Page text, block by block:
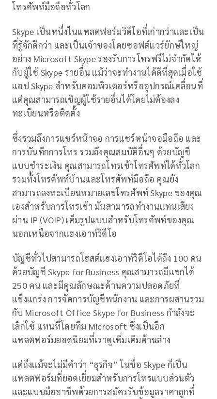
โทรศัพท์มือถือทั่วโลก
Skype เป็นหนึ่งในแพลตฟอร์มวิดีโอที่เก่ากว่าและเป็น
ที่รู้จักดีกว่า และเป็นเจ้าของโดยซอฟต์แวร์ยักษ์ใหญ่
อย่าง Microsoft Skype รองรับการโทรฟรีไม่จำกัดให้
กับผู้ใช้ Skype รายอื่น แม้ว่าจะทำงานได้ดีที่สุดเมื่อใช้
แอป Skype สำหรับคอมพิวเตอร์หรืออุปกรณ์เคลื่อนที่
แต่คุณสามารถเชิญผู้ใช้รายอื่นได้โดยไม่ต้องลง
ทะเบียนหรือติดตั้ง
ซึ่งรวมถึงการแชร์หน้าจอ การแชร์หน้าจอมือถือ และ
การบันทึกการโทร รวมถึงคุณสมบัติอื่นๆ ด้วยบัญชี
แบบชำระเงิน คุณสามารถโทรเข้าโทรศัพท์ได้ทั่วโลก
รวมทั้งโทรศัพท์บ้านและโทรศัพท์มือถือ คุณยัง
สามารถลงทะเบียนหมายเลขโทรศัพท์ Skype ของคุณ
เองสำหรับการโทรเข้า มันสามารถทำงานแทนเสียง
ผ่าน IP (VOIP) เต็มรูปแบบสำหรับโทรศัพท์ของคุณ
นอกเหนือจากแฮงเอาท์วิดีโอ
บัญชีทั่วไปสามารถโฮสต์แฮงเอาท์วิดีโอได้ถึง 100 คน
ด้วยบัญชี Skype for Business คุณสามารถมีแขกได้
250 คน และมีคุณลักษณะด้านความปลอดภัยที่
แข็งแกร่ง การจัดการบัญชีพนักงาน และการผสานรวม
กับ Microsoft Office Skype for Business กำลังจะ
เลิกใช้ แทนที่โดยทีม Microsoft ซึ่งเป็นอีก
แพลตฟอร์มยอดนิยมที่เราดูเพิ่มเติมด้านล่าง
แต่ถึงแม้จะไม่มีคำว่า “ธุรกิจ” ในชื่อ Skype ก็เป็น
แพลตฟอร์มที่ยอดเยี่ยมสำหรับการโทรแบบส่วนตัว
และแบบมืออาชีพด้วยการสมัครรับข้อมูลราคาถูกที่